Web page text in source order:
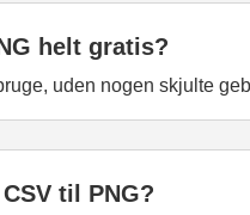
helt gratis?
uden nogen skjulte
til PNG?